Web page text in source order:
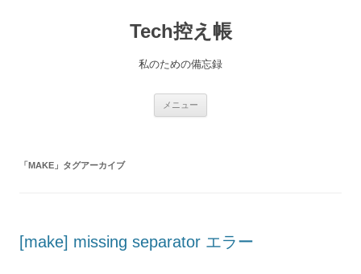
Tech控え帳
私のための備忘録
メニュー
「MAKE 」タグアーカイブ
[make] missing separator エラー